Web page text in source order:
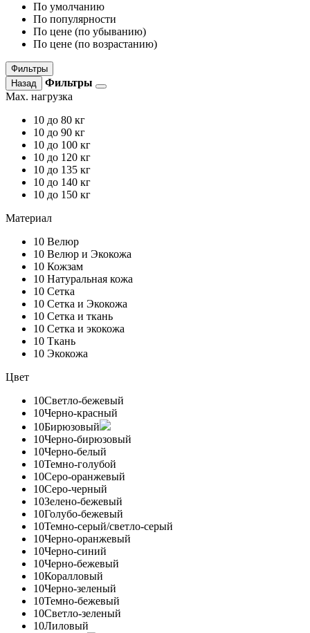
По умолчанию
По популярности
По цене (по убыванию)
По цене (по возрастанию)
Фильтры
Назад
Фильтры
Max. нагрузка
10 до 80 кг
10 до 90 кг
10 до 100 кг
10 до 120 кг
10 до 135 кг
10 до 140 кг
10 до 150 кг
Материал
10 Велюр
10 Велюр и Экокожа
10 Кожзам
10 Натуральная кожа
10 Сетка
10 Сетка и Экокожа
10 Сетка и ткань
10 Сетка и экокожа
10 Ткань
10 Экокожа
Цвет
10Светло-бежевый
10Черно-красный
10Бирюзовый
10Черно-бирюзовый
10Черно-белый
10Темно-голубой
10Серо-оранжевый
10Серо-черный
10Зелено-бежевый
10Голубо-бежевый
10Темно-серый/светло-серый
10Черно-оранжевый
10Черно-синий
10Черно-бежевый
10Коралловый
10Черно-зеленый
10Темно-бежевый
10Светло-зеленый
10Лиловый